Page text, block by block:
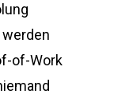
of-Work